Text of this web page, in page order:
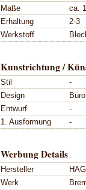
Maße
ca.
Erhaltung
2-3
Werkstoff
Kunstrichtung /
Stil
-
Design
Entwurf
-
1. Ausformung
-
Werbung Details
Hersteller
Werk